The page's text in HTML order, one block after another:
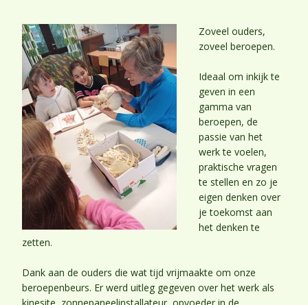
Zoveel ouders,
zoveel beroepen.
Ideaal om inkijk te
geven in een
gamma van
beroepen, de
passie van het
werk te voelen,
praktische vragen
te stellen en zo je
eigen denken over
je toekomst aan
het denken te
zetten.
Dank aan de ouders die wat tijd vrijmaakte om onze
beroepenbeurs. Er werd uitleg gegeven over het werk als